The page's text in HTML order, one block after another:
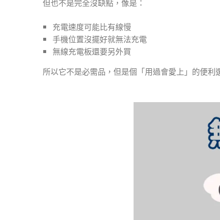
但也不是完全沒缺點，像是：
充電速度可能比有線慢
手機位置沒擺好就無法充電
無線充電板還要另外買
所以它不是必需品，但是個「用過會愛上」的便利